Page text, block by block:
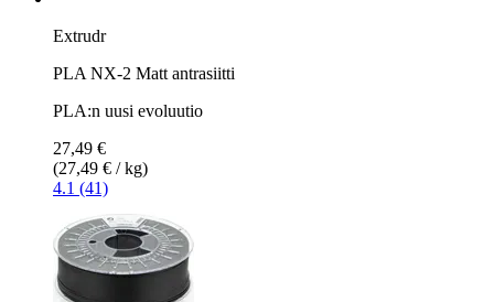
Extrudr
PLA NX-2 Matt antrasiitti
PLA:n uusi evoluutio
27,49 €
(27,49 € / kg)
4.1 (41)